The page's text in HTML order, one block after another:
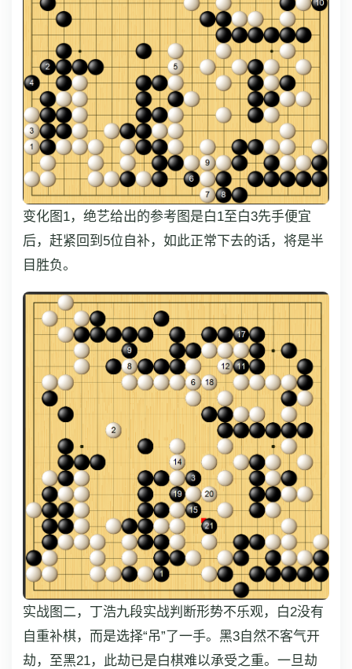
变化图1，绝艺给出的参考图是白1至白3先手便宜
后，赶紧回到5位自补，如此正常下去的话，将是半
目胜负。
实战图二，丁浩九段实战判断形势不乐观，白2没有
自重补棋，而是选择“吊”了一手。黑3自然不客气开
劫，至黑21，此劫已是白棋难以承受之重。一旦劫